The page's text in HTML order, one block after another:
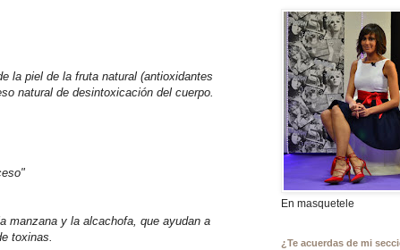
la piel de la fruta natural (antioxidantes
natural de desintoxicación del cuerpo.
manzana y la alcachofa, que ayudan a
toxinas.
En masquetele
¿Te acuerdas de mi